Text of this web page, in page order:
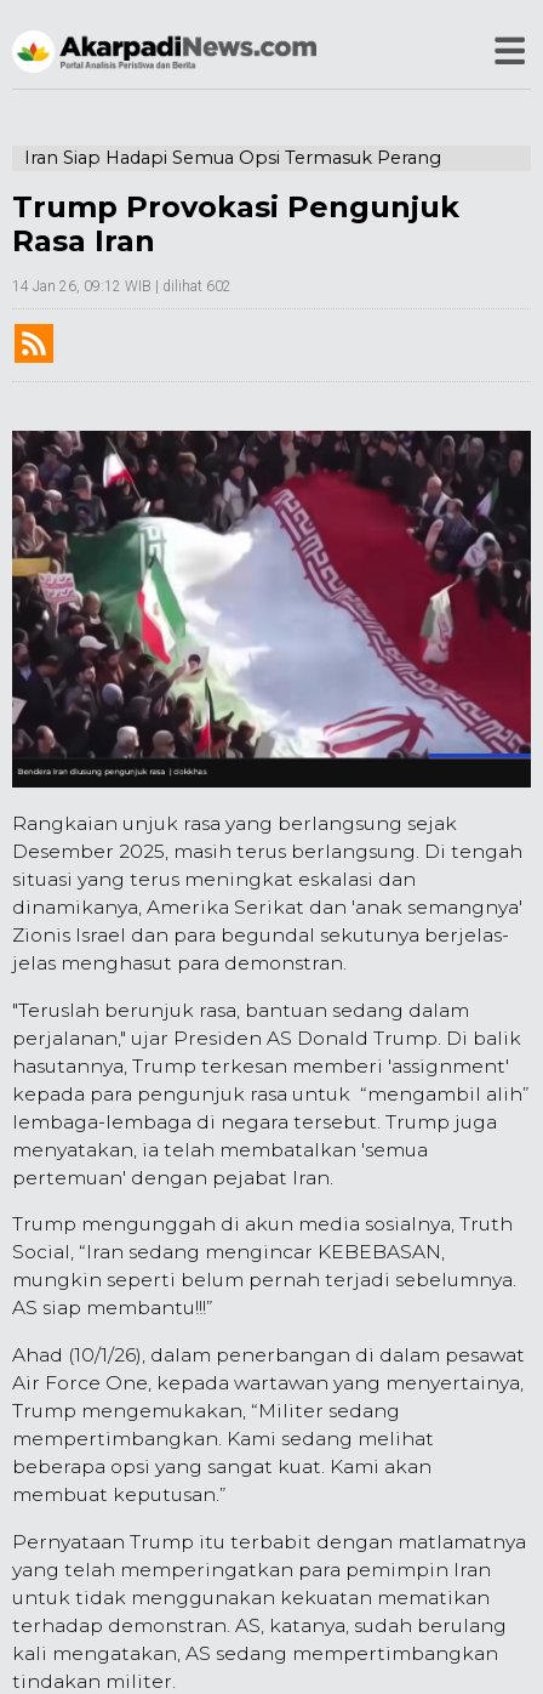
Iran Siap Hadapi Semua Opsi Termasuk Perang
Trump Provokasi Pengunjuk
Rasa Iran
14 Jan 26, 09:12 WIB | dilihat 602
Rangkaian unjuk rasa yang berlangsung sejak
Desember 2025, masih terus berlangsung. Di tengah
situasi yang terus meningkat eskalasi dan
dinamikanya, Amerika Serikat dan 'anak semangnya'
Zionis Israel dan para begundal sekutunya berjelas-
jelas menghasut para demonstran.
"Teruslah berunjuk rasa, bantuan sedang dalam
perjalanan," ujar Presiden AS Donald Trump. Di balik
hasutannya, Trump terkesan memberi 'assignment'
kepada para pengunjuk rasa untuk “mengambil alih”
lembaga-lembaga di negara tersebut. Trump juga
menyatakan, ia telah membatalkan 'semua
pertemuan' dengan pejabat Iran.
Trump mengunggah di akun media sosialnya, Truth
Social, “Iran sedang mengincar KEBEBASAN,
mungkin seperti belum pernah terjadi sebelumnya.
AS siap membantu!!!”
Ahad (10/1/26), dalam penerbangan di dalam pesawat
Air Force One, kepada wartawan yang menyertainya,
Trump mengemukakan, “Militer sedang
mempertimbangkan. Kami sedang melihat
beberapa opsi yang sangat kuat. Kami akan
membuat keputusan.”
Pernyataan Trump itu terbabit dengan matlamatnya
yang telah memperingatkan para pemimpin Iran
untuk tidak menggunakan kekuatan mematikan
terhadap demonstran. AS, katanya, sudah berulang
kali mengatakan, AS sedang mempertimbangkan
tindakan militer.